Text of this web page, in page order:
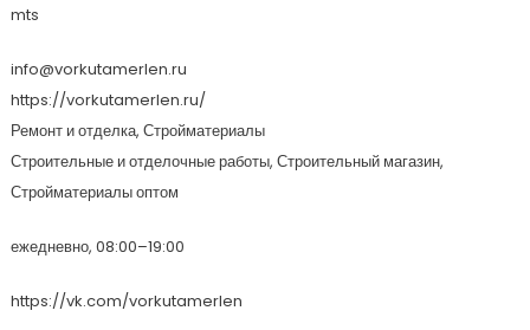
mts
info@vorkutamerlen.ru
https://vorkutamerlen.ru/
Ремонт и отделка, Стройматериалы
Строительные и отделочные работы, Строительный магазин,
Стройматериалы оптом
ежедневно, 08:00–19:00
https://vk.com/vorkutamerlen